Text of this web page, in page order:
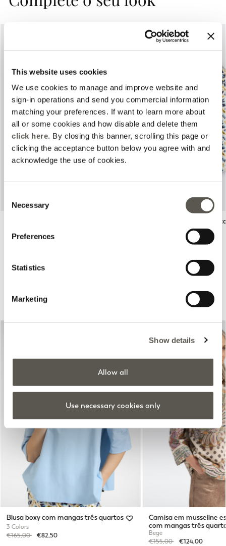
This website uses cookies
We use cookies to manage and improve website and
sign-in operations and send you commercial information
matching your preferences. If want to learn more about
all or some cookies and how disable and delete them
click here. By closing this banner, scrolling this page or
clicking the acceptance button below you agree with and
acknowledge the use of cookies.
Selection
Necessary
Preferences
Statistics
Marketing
Show details
Allow all
Use necessary cookies only
Price reduced from
€150,00to€75,00
Camiseta estampada
Price reduced from
€60,00
Previous Next
Sugerido para si
Blusa boxy com mangas três quartos
3 Colors
Price reduced from
€165,00to€82,50
Camisa em musseline
com mangas três
Bege
Price reduced from
€155,00to€124,00
Next